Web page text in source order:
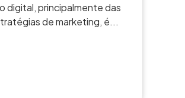
digital, principalmente das
de marketing, é...